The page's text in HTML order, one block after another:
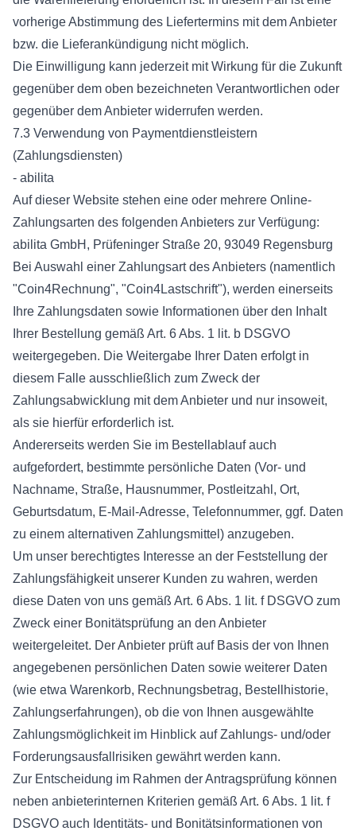
vorherige Abstimmung des Liefertermins mit dem Anbieter
bzw. die Lieferankündigung nicht möglich.
Die Einwilligung kann jederzeit mit Wirkung für die Zukunft
gegenüber dem oben bezeichneten Verantwortlichen oder
gegenüber dem Anbieter widerrufen werden.
7.3 Verwendung von Paymentdienstleistern
(Zahlungsdiensten)
- abilita
Auf dieser Website stehen eine oder mehrere Online-
Zahlungsarten des folgenden Anbieters zur Verfügung:
abilita GmbH, Prüfeninger Straße 20, 93049 Regensburg
Bei Auswahl einer Zahlungsart des Anbieters (namentlich
"Coin4Rechnung", "Coin4Lastschrift"), werden einerseits
Ihre Zahlungsdaten sowie Informationen über den Inhalt
Ihrer Bestellung gemäß Art. 6 Abs. 1 lit. b DSGVO
weitergegeben. Die Weitergabe Ihrer Daten erfolgt in
diesem Falle ausschließlich zum Zweck der
Zahlungsabwicklung mit dem Anbieter und nur insoweit,
als sie hierfür erforderlich ist.
Andererseits werden Sie im Bestellablauf auch
aufgefordert, bestimmte persönliche Daten (Vor- und
Nachname, Straße, Hausnummer, Postleitzahl, Ort,
Geburtsdatum, E-Mail-Adresse, Telefonnummer, ggf. Daten
zu einem alternativen Zahlungsmittel) anzugeben.
Um unser berechtigtes Interesse an der Feststellung der
Zahlungsfähigkeit unserer Kunden zu wahren, werden
diese Daten von uns gemäß Art. 6 Abs. 1 lit. f DSGVO zum
Zweck einer Bonitätsprüfung an den Anbieter
weitergeleitet. Der Anbieter prüft auf Basis der von Ihnen
angegebenen persönlichen Daten sowie weiterer Daten
(wie etwa Warenkorb, Rechnungsbetrag, Bestellhistorie,
Zahlungserfahrungen), ob die von Ihnen ausgewählte
Zahlungsmöglichkeit im Hinblick auf Zahlungs- und/oder
Forderungsausfallrisiken gewährt werden kann.
Zur Entscheidung im Rahmen der Antragsprüfung können
neben anbieterinternen Kriterien gemäß Art. 6 Abs. 1 lit. f
DSGVO auch Identitäts- und Bonitätsinformationen von